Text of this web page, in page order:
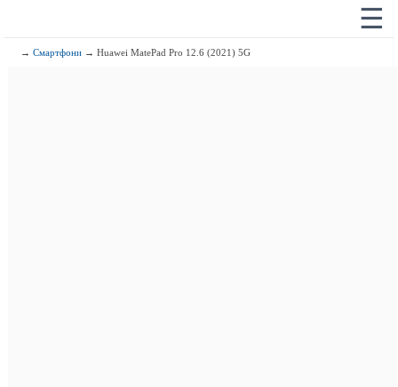
☰
→Смартфони → Huawei MatePad Pro 12.6 (2021) 5G